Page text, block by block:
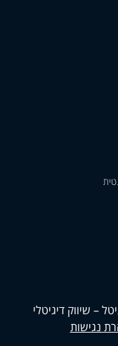
– שיווק דיגיטלי
נגישות